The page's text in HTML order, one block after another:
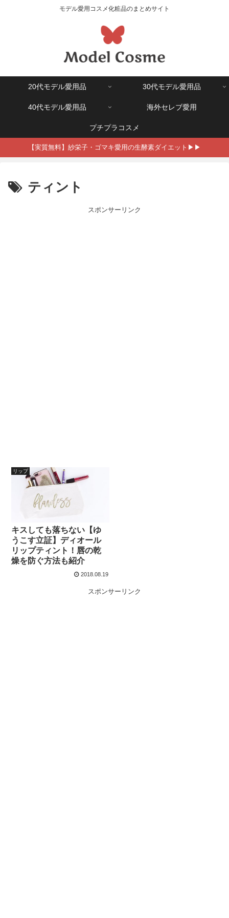
モデル愛用コスメ化粧品のまとめサイト
20代モデル愛用品 30代モデル愛用品
40代モデル愛用品 海外セレブ愛用
プチプラコスメ
【実質無料】紗栄子・ゴマキ愛用の生酵素ダイエット▶▶
ティント
スポンサーリンク
リップ
キスしても落ちない【ゆ
うこす立証】ディオール
リップティント！唇の乾
燥を防ぐ方法も紹介
2018.08.19
スポンサーリンク